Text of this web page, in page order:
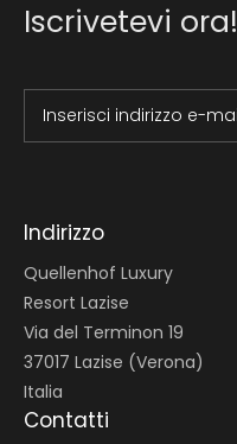
Iscrivetevi ora!
Inserisci indirizzo e-
Indirizzo
Quellenhof Luxury
Resort Lazise
Via del Terminon 19
37017 Lazise (Verona)
Italia
Contatti